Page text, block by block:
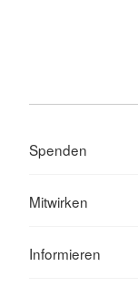
Spenden
Mitwirken
Informieren